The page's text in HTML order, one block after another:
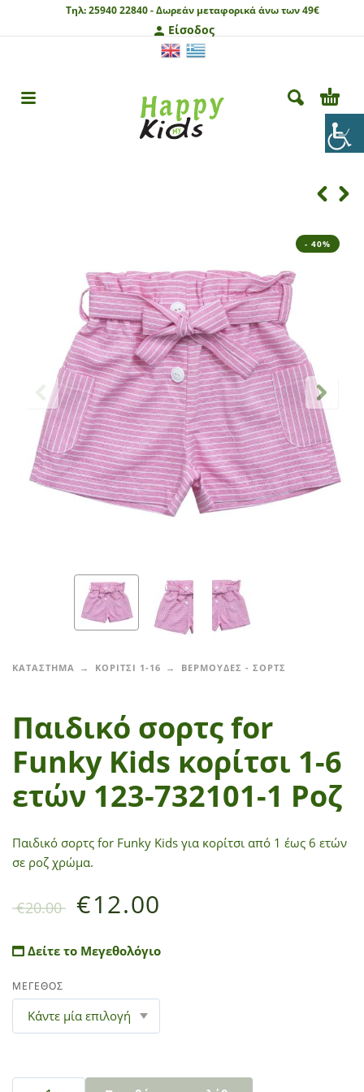
Τηλ:25940 22840 -Δωρεάν μεταφορικά άνω των 49€
Είσοδος
- 40%
ΚΑΤΑΣΤΗΜΑ ΚΟΡΙΤΣΙ 1-16 ΒΕΡΜΟΥΔΕΣ - ΣΟΡΤΣ
Παιδικό σορτς for
Funky Kids κορίτσι 1-6
ετών 123-732101-1 Ροζ
Παιδικό σορτς for Funky Kids για κορίτσι από 1 έως 6 ετών
σε ροζ χρώμα.
€20.00 €12.00
Δείτε το Μεγεθολόγιο
ΜΕΓΕΘΟΣ